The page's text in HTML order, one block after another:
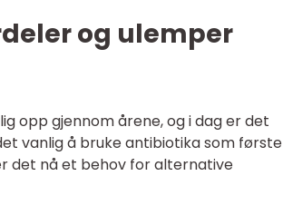
og ulemper
opp gjennom årene, og i dag er det
vanlig å bruke antibiotika som første
det nå et behov for alternative